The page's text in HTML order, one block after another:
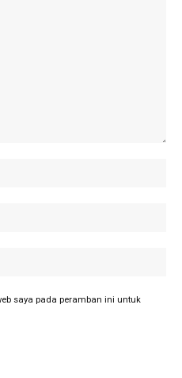
saya pada peramban ini untuk